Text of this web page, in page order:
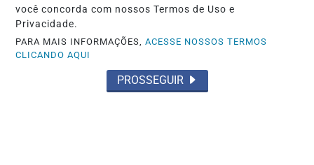
+INFORMAÇÕES
você concorda com nossos Termos de Uso e
Privacidade.
PARA MAIS INFORMAÇÕES,ACESSE NOSSOS TERMOS
CLICANDO AQUI
PROSSEGUIR